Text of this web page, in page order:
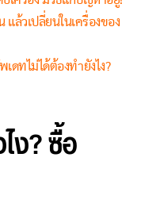
แล้วเปลี่ยนในเครื่องของ
เดทไม่ได้ต้องทำยังไง?
ง? ซื้อ